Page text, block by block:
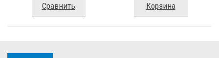
Сравнить Корзина